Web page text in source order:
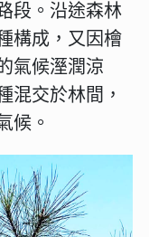
段。沿途森林
構成，又因檜
氣候溼潤涼
混交於林間，
候。